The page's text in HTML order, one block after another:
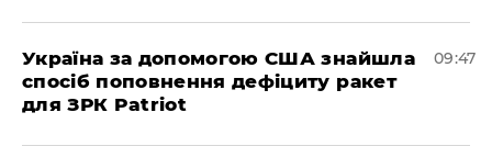
Україна за допомогою США знайшла
спосіб поповнення дефіциту ракет
для ЗРК Patriot
09:47